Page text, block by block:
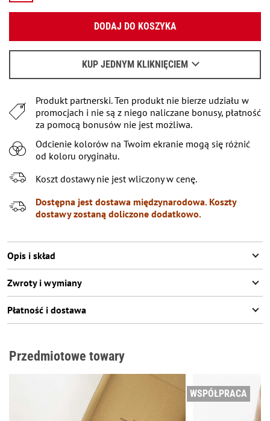
DODAJ DO KOSZYKA
KUP JEDNYM KLIKNIĘCIEM
Kiedy czekać na e-mail - przeczytajtu.
Produkt partnerski. Ten produkt nie bierze udziału w
promocjach i nie są z niego naliczane bonusy, płatność
za pomocą bonusów nie jest możliwa.
Odcienie kolorów na Twoim ekranie mogą się różnić
od koloru oryginału.
Koszt dostawy nie jest wliczony w cenę.
Dostępna jest dostawa międzynarodowa. Koszty
dostawy zostaną doliczone dodatkowo.
Opis i skład
Zwroty i wymiany
Płatność i dostawa
Przedmiotowe towary
WSPÓŁPRACA